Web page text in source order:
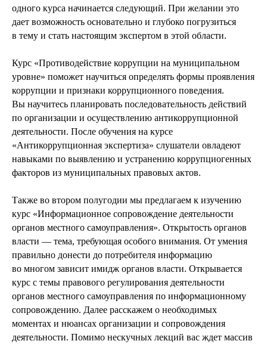
одного курса начинается следующий. При желании это
дает возможность основательно и глубоко погрузиться
в тему и стать настоящим экспертом в этой области.
Курс «Противодействие коррупции на муниципальном
уровне» поможет научиться определять формы проявления
коррупции и признаки коррупционного поведения.
Вы научитесь планировать последовательность действий
по организации и осуществлению антикоррупционной
деятельности. После обучения на курсе
«Антикоррупционная экспертиза» слушатели овладеют
навыками по выявлению и устранению коррупциогенных
факторов из муниципальных правовых актов.
Также во втором полугодии мы предлагаем к изучению
курс «Информационное сопровождение деятельности
органов местного самоуправления». Открытость органов
власти — тема, требующая особого внимания. От умения
правильно донести до потребителя информацию
во многом зависит имидж органов власти. Открывается
курс с темы правового регулирования деятельности
органов местного самоуправления по информационному
сопровождению. Далее расскажем о необходимых
моментах и нюансах организации и сопровождения
деятельности. Помимо нескучных лекций вас ждет массив